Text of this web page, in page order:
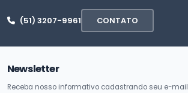
(51) 3207-9961 CONTATO
Newsletter
Receba nosso informativo cadastrando seu e-mail